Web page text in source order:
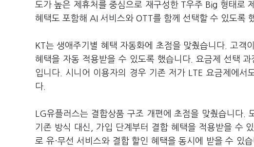
도가 높은 제휴처를 중심으로 재구성한 T우주 Big 형태로
혜택도 포함해 AI 서비스와 OTT를 함께 선택할 수 있도록
KT는 생애주기별 혜택 자동화에 초점을 맞췄습니다. 고객
혜택을 자동 적용받을 수 있도록 했습니다. 요금제 선택
입니다. 시니어 이용자의 경우 기존 저가 LTE 요금제에서
다.
LG유플러스는 결합상품 구조 개편에 초점을 맞췄습니다
기존 방식 대신, 가입 단계부터 결합 혜택을 적용받을 수
로 유·무선 서비스와 결합 할인 혜택을 동시에 받을 수 있